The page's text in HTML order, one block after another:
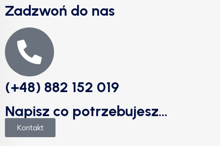
Zadzwoń do nas
(+48) 882 152 019
Napisz co potrzebujesz...
Kontakt